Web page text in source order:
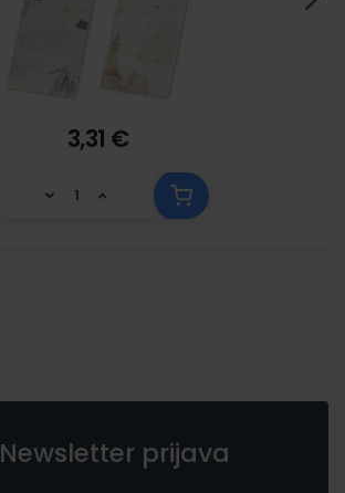
3,31 €
Newsletter prijava